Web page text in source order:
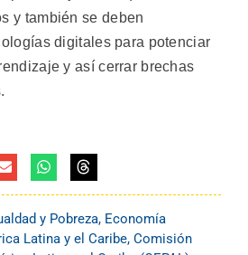
y también se deben
digitales para potenciar
y así cerrar brechas
y Pobreza, Economía
Latina y el Caribe, Comisión